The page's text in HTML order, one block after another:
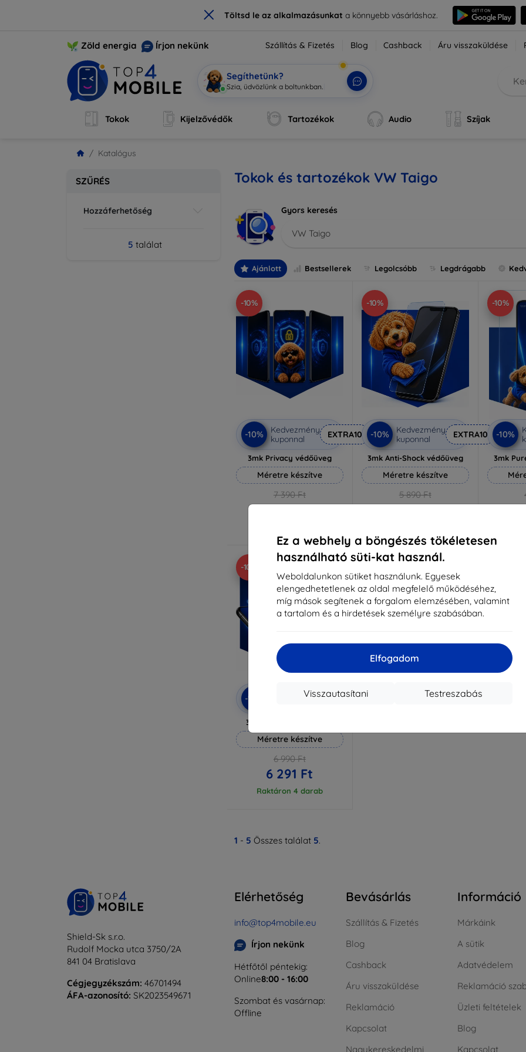
× Töltsd le az alkalmazásunkata könnyebb vásárláshoz.
Ez a webhely a böngészés tökéletesen
használható süti-kat használ.
Weboldalunkon sütiket használunk. Egyesek
elengedhetetlenek az oldal megfelelő működéséhez,
míg mások segítenek a forgalom elemzésében, valamint
a tartalom és a hirdetések személyre szabásában.
Elfogadom
Testreszabás
Visszautasítani
Zöld energia Írjon nekünk Szállítás & Fizetés Blog Cashback Áru visszaküldése
Segíthetünk?
Szia, ü|
Tokok Kijelzővédők Tartozékok Audio Szíjak
Katalógus
SZŰRÉS
Hozzáferhetőség
5 találat
Tokok és tartozékok VW Taigo
Gyors keresés
VW Taigo
Ajánlott Bestsellerek Legolcsóbb Legdrágabb
-10%
-10%
Kedvezmény
kuponnal
EXTRA10
3mk Privacy védőüveg
Méretre készítve
7 390 Ft
6 651 Ft
-10%
-10%
Kedvezmény
kuponnal
EXTRA10
3mk Anti-Shock védőüveg
Méretre készítve
5 890 Ft
5 301 Ft
-10%
-10%
3mk
-10%
-10%
Kedvezmény
EXTRA10
3mk Hammer védőfólia
Méretre készítve
6 990 Ft
6 291 Ft
Raktáron 4 darab
1 - 5 Összes találat 5.
Shield-Sk s.r.o.
Rudolf Mocka utca 3750/2A
841 04 Bratislava
Cégjegyzékszám: 46701494
ÁFA-azonosító: SK2023549671
Elérhetőség
info@top4mobile.eu
Írjon nekünk
Hétfőtől péntekig:
Online8:00 - 16:00
Szombat és vasárnap:
Offline
Bevásárlás
Szállítás & Fizetés
Blog
Cashback
Áru visszaküldése
Reklamáció
Kapcsolat
Nagykereskedelmi
Információ
Márkáink
A sütik
Adatvédelem
Reklamáció
Üzleti feltételek
Blog
Kapcsolat